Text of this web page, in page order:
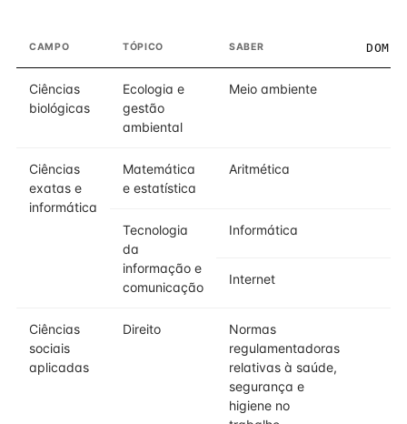
CAMPO TÓPICO SABER
Ciências
biológicas
Ecologia e
gestão
ambiental
Meio ambiente
Ciências
exatas e
informática
Matemática
e estatística
Aritmética
Tecnologia
da
informação e
comunicação
Informática
Internet
Ciências
sociais
aplicadas
Direito
Normas
regulamentadoras
relativas à saúde,
segurança e
higiene no